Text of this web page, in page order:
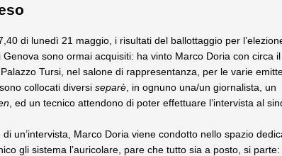
di lunedì 21 maggio, i risultati del ballottaggio per
Genova sono ormai acquisiti: ha vinto Marco Doria con circa
Tursi, nel salone di rappresentanza, per le varie
collocati diversiseparè , in ognuno una/un giornalista, un
, ed un tecnico attendono di poter effettuare l’intervista al
di un’intervista, Marco Doria viene condotto nello spazio
gli sistema l’auricolare, pare che tutto sia a posto, si parte: